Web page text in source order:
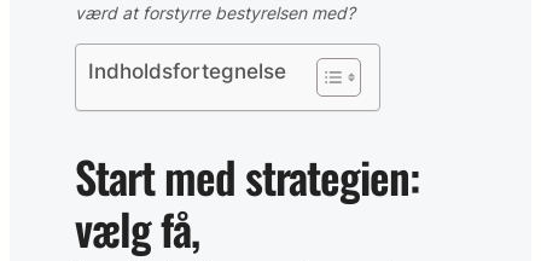
værd at forstyrre bestyrelsen med?
Indholdsfortegnelse
Start med strategien:
vælg få,